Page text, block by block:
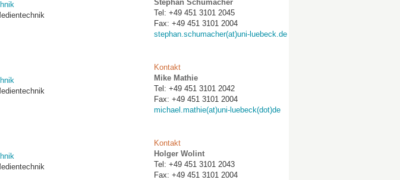
Stephan Schumacher
Tel: +49 451 3101 2045
Fax: +49 451 3101 2004
stephan.schumacher(at)uni-luebeck.de
Kontakt
Mike Mathie
Tel: +49 451 3101 2042
Fax: +49 451 3101 2004
michael.mathie(at)uni-luebeck(dot)de
Kontakt
Holger Wolint
Tel: +49 451 3101 2043
Fax: +49 451 3101 2004